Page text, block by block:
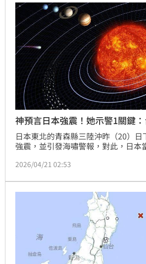
神預言日本強震！她示警1關鍵
日本東北的青森縣三陸沖昨（20）日
強震，並引發海嘯警報，對此，日本
10倍。對此，命理師李靜唯表示，火
殼與靈魂同步震盪的焦灼時刻，警告
的「業力臨界點」！
2026/04/21 02:53